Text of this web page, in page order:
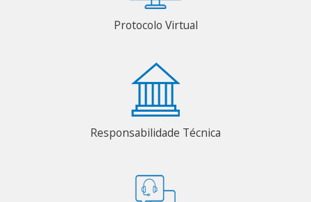
Protocolo Virtual
Responsabilidade Técnica